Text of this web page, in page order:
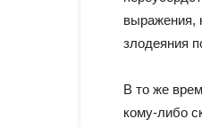
выражения,
злодеяния
В то же
кому-либо